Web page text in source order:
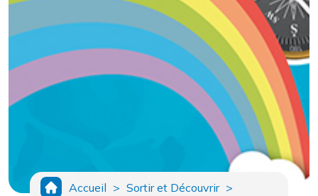
Accueil > Sortir et Découvrir >